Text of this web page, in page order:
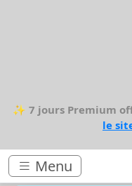
✨ 7 jours Premium
le
Menu